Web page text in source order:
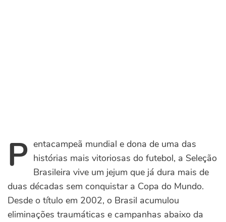
Pentacampeã mundial e dona de uma das
histórias mais vitoriosas do futebol, a Seleção
Brasileira vive um jejum que já dura mais de
duas décadas sem conquistar a Copa do Mundo.
Desde o título em 2002, o Brasil acumulou
eliminações traumáticas e campanhas abaixo da